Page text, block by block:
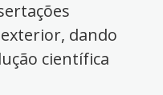
dando
científica